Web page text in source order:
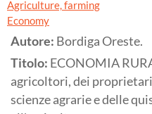
Agriculture, farming
Economy
Autore: Bordiga Oreste.
Titolo: ECONOMIA
agricoltori, dei
scienze agrarie e delle